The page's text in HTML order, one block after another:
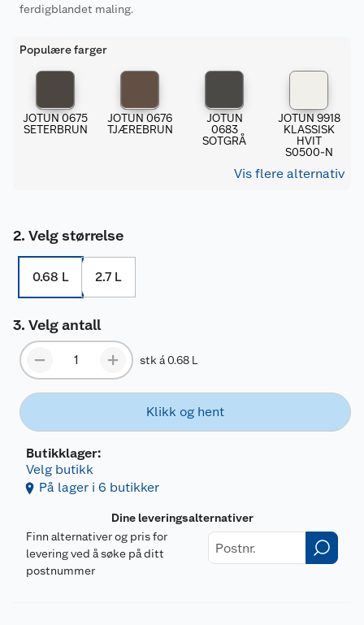
ferdigblandet maling.
Populære farger
JOTUN 0675
SETERBRUN
JOTUN 0676
TJÆREBRUN
JOTUN
0683
SOTGRÅ
JOTUN 9918
KLASSISK
HVIT
S0500-N
Vis flere alternativ
Velg størrelse
0.68 L 2.7 L
Velg antall
stk á 0.68 L
Klikk og hent
Butikklager:
Velg butikk
På lager i 6 butikker
Dine leveringsalternativer
Finn alternativer og pris for
levering ved å søke på ditt
postnummer